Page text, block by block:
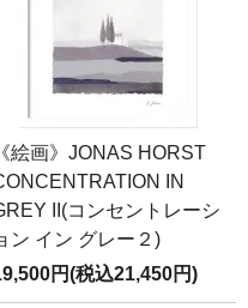
《絵画》JONAS HORST
IN
II(コンセントレーシ
ン イン グレー２)
円(税込21,450円)